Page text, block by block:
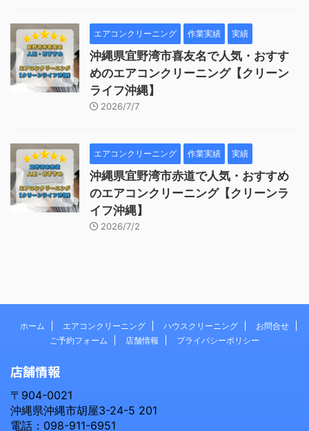
エアコンクリーニング 作業実績 実績
沖縄県宜野湾市喜友名で人気・おすす
めのエアコンクリーニング【クリーン
ライフ沖縄】
2026/7/7
エアコンクリーニング 作業実績 実績
沖縄県宜野湾市赤道で人気・おすすめ
のエアコンクリーニング【クリーンラ
イフ沖縄】
2026/7/2
ホーム エアコンクリーニング ハウスクリーニング
お問合せ
ご予約フォーム
店舗情報 プライバシーポリシー
店舗情報
〒904-0021
沖縄県沖縄市胡屋3-24-5 201
電話：098-911-6951